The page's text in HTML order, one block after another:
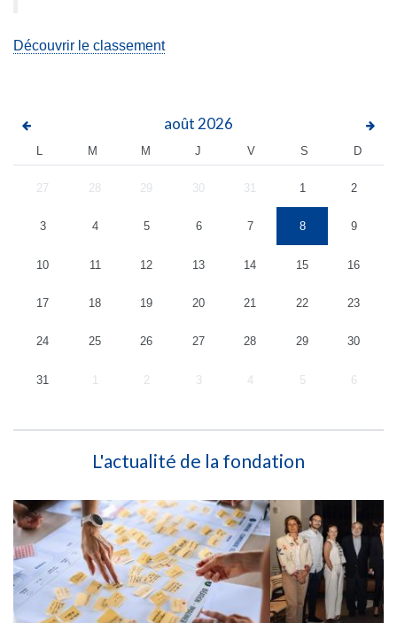
Découvrir le classement
août2026
M M J V S D
27 28 29 30 31 1 2
3 4 5 6 7 8 9
10 11 12 13 14 15 16
17 18 19 20 21 22 23
24 25 26 27 28 29 30
31 1 2 3 4 5 6
L'actualité de la fondation